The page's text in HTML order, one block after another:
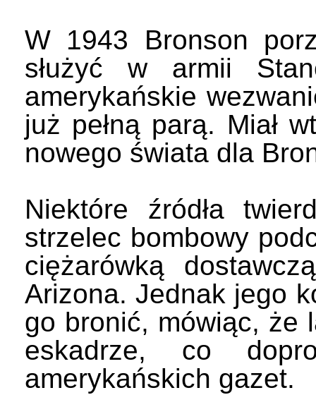
W 1943 Bronson
służyć w armii
amerykańskie
już pełną parą. Miał
nowego świata dla
Niektóre źródła
strzelec bombowy
ciężarówką
Arizona. Jednak jego
go bronić, mówiąc, że
eskadrze, co
amerykańskich gazet.